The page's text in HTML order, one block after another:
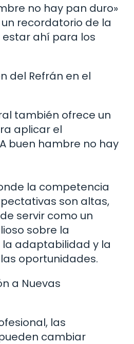
no hay pan duro»
recordatorio de la
ahí para los
del Refrán en el
también ofrece un
aplicar el
buen hambre no hay
la competencia
son altas,
servir como un
sobre la
adaptabilidad y la
oportunidades.
a Nuevas
las
cambiar